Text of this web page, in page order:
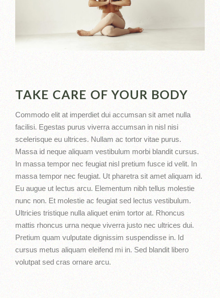
TAKE CARE OF YOUR BODY
Commodo elit at imperdiet dui accumsan sit amet nulla
facilisi. Egestas purus viverra accumsan in nisl nisi
scelerisque eu ultrices. Nullam ac tortor vitae purus.
Massa id neque aliquam vestibulum morbi blandit cursus.
In massa tempor nec feugiat nisl pretium fusce id velit. In
massa tempor nec feugiat. Ut pharetra sit amet aliquam id.
Eu augue ut lectus arcu. Elementum nibh tellus molestie
nunc non. Et molestie ac feugiat sed lectus vestibulum.
Ultricies tristique nulla aliquet enim tortor at. Rhoncus
mattis rhoncus urna neque viverra justo nec ultrices dui.
Pretium quam vulputate dignissim suspendisse in. Id
cursus metus aliquam eleifend mi in. Sed blandit libero
volutpat sed cras ornare arcu.